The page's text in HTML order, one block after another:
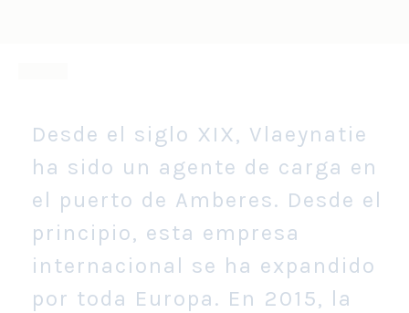
Desde el siglo XIX, Vlaeynatie
ha sido un agente de carga en
el puerto de Amberes. Desde el
principio, esta empresa
internacional se ha expandido
por toda Europa. En 2015, la